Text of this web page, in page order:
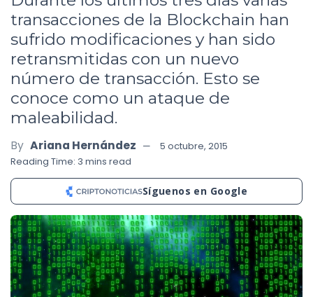
transacciones de la Blockchain han
sufrido modificaciones y han sido
retransmitidas con un nuevo
número de transacción. Esto se
conoce como un ataque de
maleabilidad.
By Ariana Hernández
5 octubre, 2015
Reading Time: 3 mins read
Síguenos en Google